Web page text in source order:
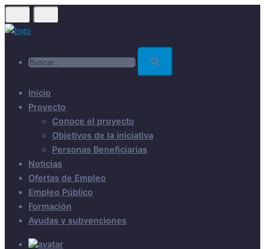
Skip
to
Inicio
Proyecto
Conoce el proyecto
Objetivos de la iniciativa
Personas Beneficiarias
Noticias
Ofertas de Empleo
Empleo Público
Formación
Ayudas y subvenciones